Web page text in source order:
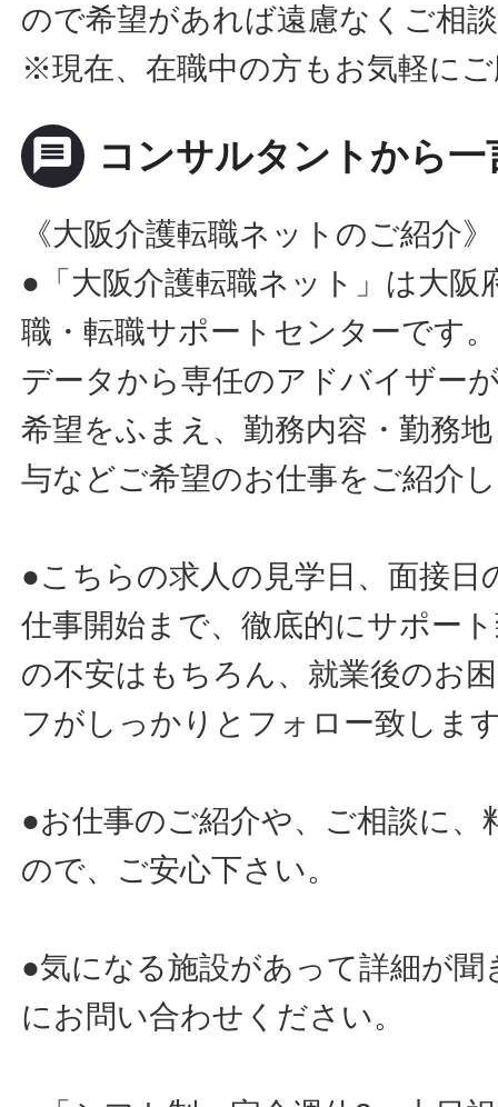
ので希望があれば遠慮なくご相
※現在、在職中の方もお気軽に
message コンサルタントから一
《大阪介護転職ネットのご紹介》
●「大阪介護転職ネット」は大阪
職・転職サポートセンターです
データから専任のアドバイザー
希望をふまえ、勤務内容・勤務
与などご希望のお仕事をご紹介
●こちらの求人の見学日、面接日
仕事開始まで、徹底的にサポー
の不安はもちろん、就業後のお
フがしっかりとフォロー致しま
●お仕事のご紹介や、ご相談に
ので、ご安心下さい。
●気になる施設があって詳細が
にお問い合わせください。